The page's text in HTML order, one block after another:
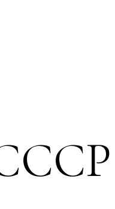
СССР